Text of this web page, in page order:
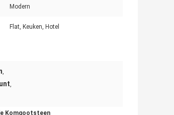
Modern
Flat, Keuken, Hotel
,
,
Komgootsteen